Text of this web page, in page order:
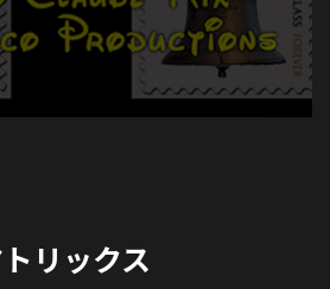
リックス